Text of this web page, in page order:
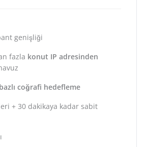
genişliği
fazla konut IP adresinden
bazlı coğrafi hedefleme
+ 30 dakikaya kadar sabit